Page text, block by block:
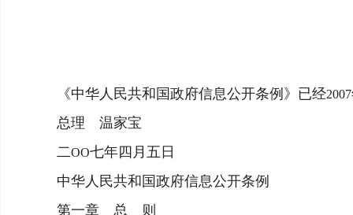
《中华人民共和国政府信息公开条例》已经2007
总理 温家宝
二OO七年四月五日
中华人民共和国政府信息公开条例
第一章 总 则